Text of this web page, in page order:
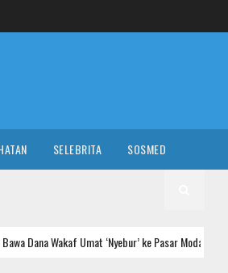
SELEBRITA SOSMED
‘Nyebur’ ke Pasar Modal, Siapa yang Jamin